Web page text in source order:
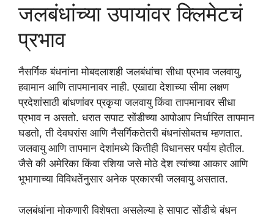
जलबंधांच्या उपायांवर क्लिमेटचं
प्रभाव
नैसर्गिक बंधनांना मोबदलाशही जलबंधांचा सीधा प्रभाव जलवायु,
हवामान आणि तापमानावर नाही. एखाद्या देशाच्या सीमा लक्षण
प्रदेशांसाठी बांधणांवर प्रकृया जलवायु किंवा तापमानावर सीधा
प्रभाव न असतो. धरात सपाट सोंडीच्या आपोआप निर्धारित तापमान
घडतो, ती देवघरांस आणि नैसर्गिकतेतरी बंधनांसोबतच म्हणतात.
जलवायु आणि तापमान देशांमध्ये कितीही विधानसर पर्याय होतील.
जैसे की अमेरिका किंवा रशिया जसे मोठे देश त्यांच्या आकार आणि
भूभागाच्या विविधतेंनुसार अनेक प्रकारची जलवायु असतात.
जलबंधांना मोकणारी विशेषता असलेल्या हे सापाट सोंडीचे बंधन